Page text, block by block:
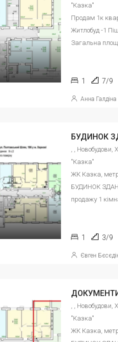
"Казка"
Продам 1к
Житлобуд -1
Загальна
1 7/9
Анна Галдіна
, , Новобудови,
"Казка"
ЖК Казка,
БУДИНОК
продажу 1
1 3/9
Євген
, , Новобудови,
"Казка"
ЖК Казка,